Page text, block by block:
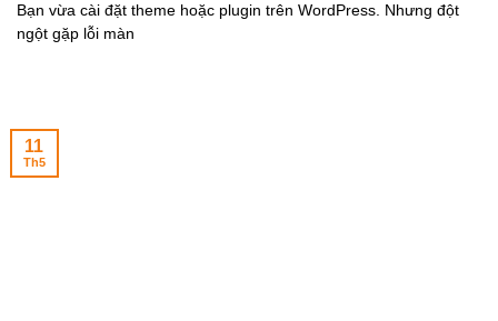
Bạn vừa cài đặt theme hoặc plugin trên WordPress. Nhưng đột
ngột gặp lỗi màn
11
Th5